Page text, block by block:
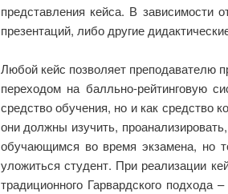
представления кейса. В зависимости
презентаций, либо другие
Любой кейс позволяет преподавателю
переходом на балльно-рейтинговую
средство обучения, но и как средство
они должны изучить,
обучающимся во время экзамена, но
уложиться студент. При реализации
традиционного Гарвардского